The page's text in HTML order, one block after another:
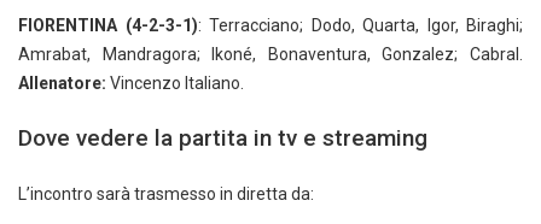
FIORENTINA (4-2-3-1): Terracciano; Dodo, Quarta, Igor, Biraghi;
Amrabat, Mandragora; Ikoné, Bonaventura, Gonzalez; Cabral.
Allenatore: Vincenzo Italiano.
Dove vedere la partita in tv e streaming
L’incontro sarà trasmesso in diretta da: